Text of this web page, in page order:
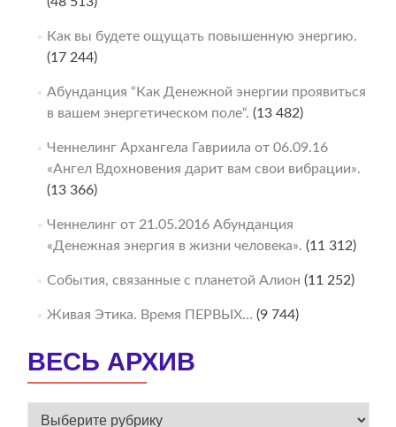
Как вы будете ощущать повышенную энергию.
(17 244)
Абунданция “Как Денежной энергии проявиться
в вашем энергетическом поле“. (13 482)
Ченнелинг Архангела Гавриила от 06.09.16
«Ангел Вдохновения дарит вам свои вибрации».
(13 366)
Ченнелинг от 21.05.2016 Абунданция
«Денежная энергия в жизни человека». (11 312)
События, связанные с планетой Алион (11 252)
Живая Этика. Время ПЕРВЫХ… (9 744)
ВЕСЬ АРХИВ
ВЕСЬ